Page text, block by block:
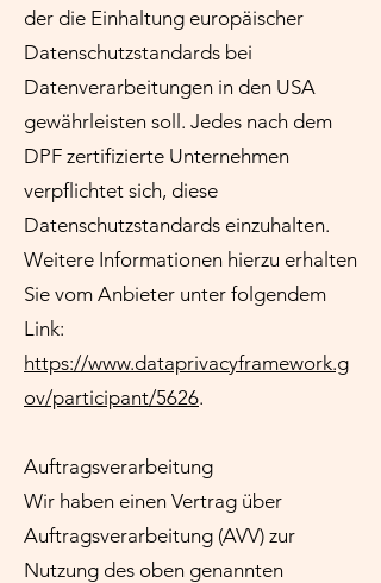
der die Einhaltung europäischer
Datenschutzstandards bei
Datenverarbeitungen in den USA
gewährleisten soll. Jedes nach dem
DPF zertifizierte Unternehmen
verpflichtet sich, diese
Datenschutzstandards einzuhalten.
Weitere Informationen hierzu erhalten
Sie vom Anbieter unter folgendem
Link:
https://www.dataprivacyframework.g
ov/participant/5626.
Auftragsverarbeitung
Wir haben einen Vertrag über
Auftragsverarbeitung (AVV) zur
Nutzung des oben genannten